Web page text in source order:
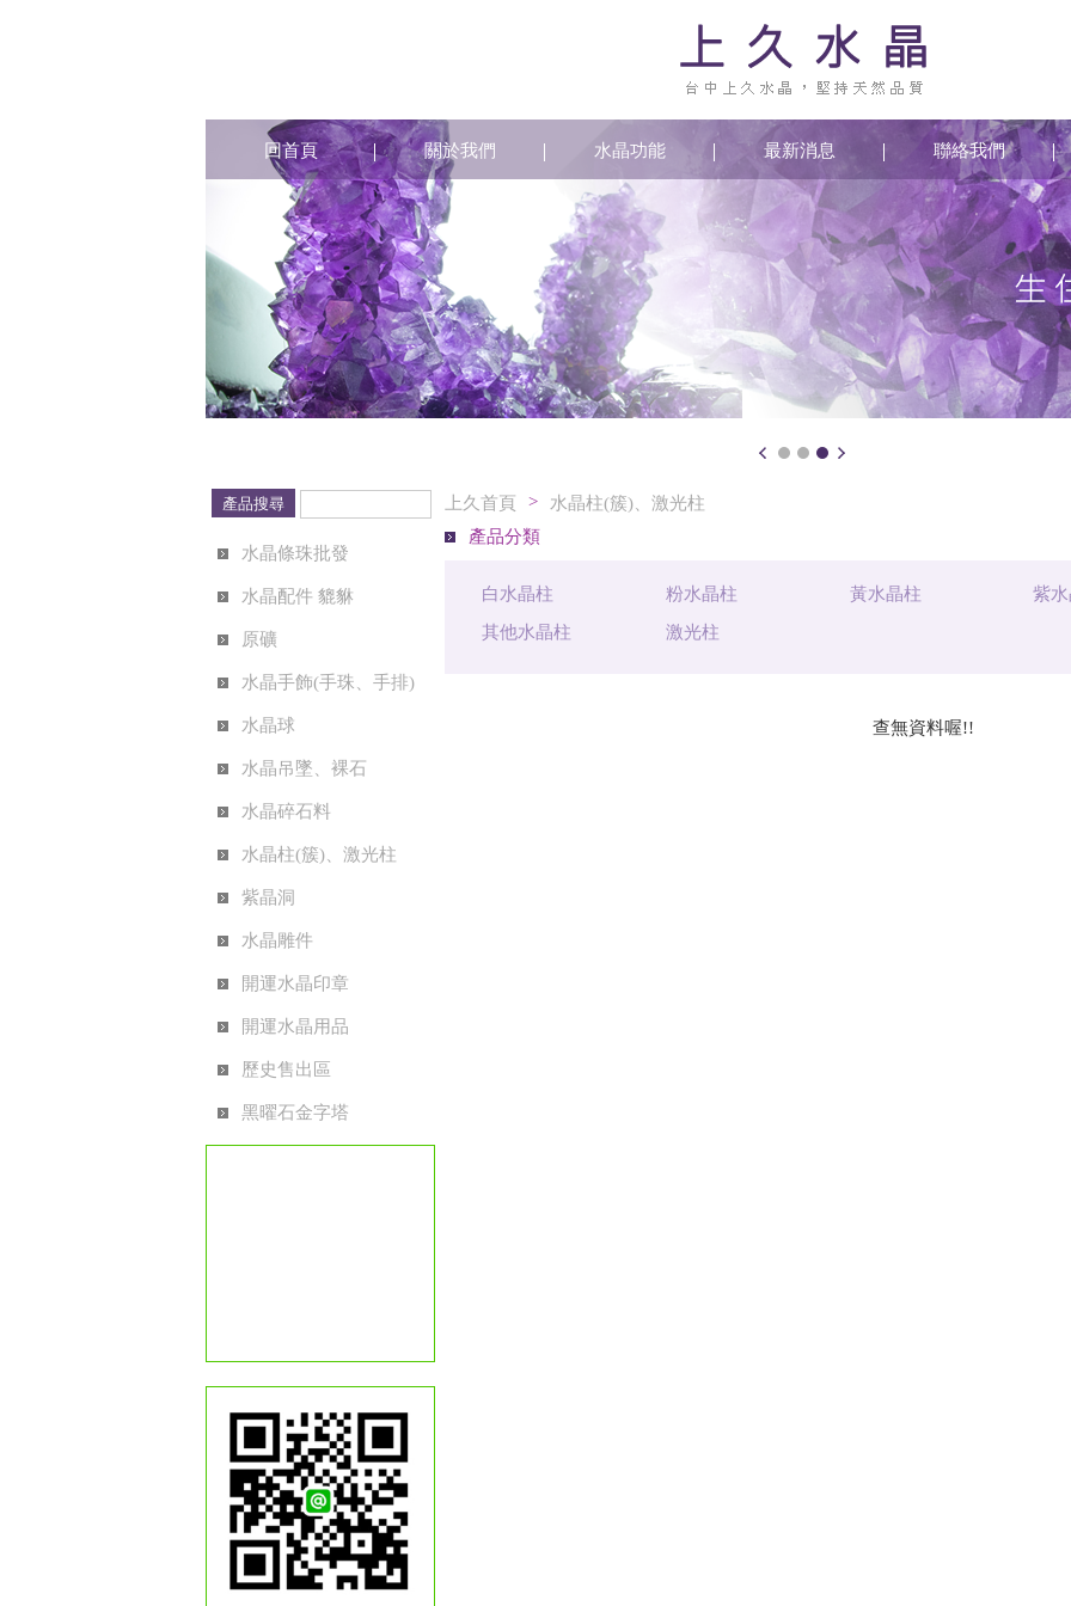
回首頁 關於我們 水晶功能 最新消息 聯絡我們
水晶條珠批發
水晶配件 貔貅
原礦
水晶手飾(手珠、手排)
水晶球
水晶吊墜、裸石
水晶碎石料
水晶柱(簇)、激光柱
紫晶洞
水晶雕件
開運水晶印章
開運水晶用品
歷史售出區
黑曜石金字塔
上久首頁 >
水晶柱(簇)、激光柱
產品分類
白水晶柱 粉水晶柱 黃水晶柱 紫
其他水晶柱
激光柱
查無資料喔!!